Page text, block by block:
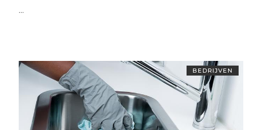
...
BEDRIJVEN